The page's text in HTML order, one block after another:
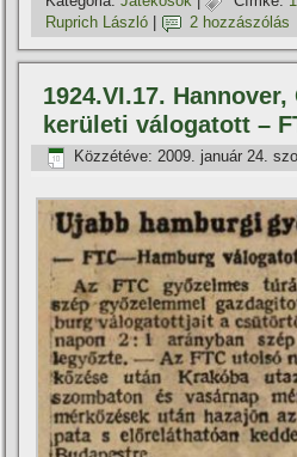
Ruprich László
2 hozzászólás
1924.VI.17.
kerületi válogatott –
Közzétéve: 2009. január 24.